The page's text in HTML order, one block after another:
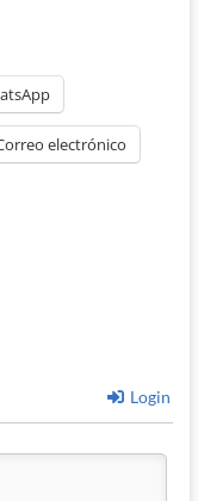
electrónico
Login